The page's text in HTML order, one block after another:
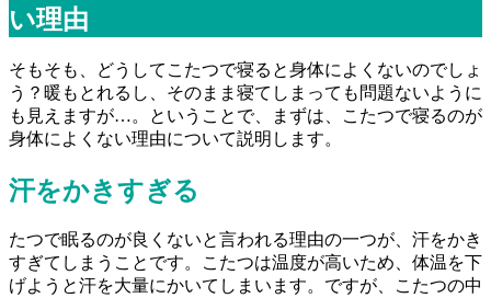
い理由
そもそも、どうしてこたつで寝ると身体によくないのでしょ
う？暖もとれるし、そのまま寝てしまっても問題ないように
も見えますが…。ということで、まずは、こたつで寝るのが
身体によくない理由について説明します。
汗をかきすぎる
たつで眠るのが良くないと言われる理由の一つが、汗をかき
すぎてしまうことです。こたつは温度が高いため、体温を下
げようと汗を大量にかいてしまいます。ですが、こたつの中